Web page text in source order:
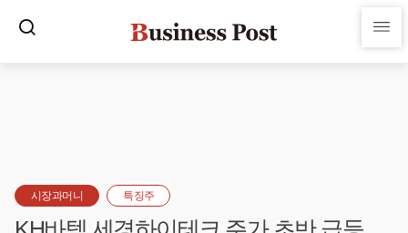
시장과머니 특징주